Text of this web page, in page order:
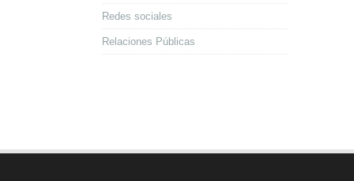
Redes sociales
Relaciones Públicas